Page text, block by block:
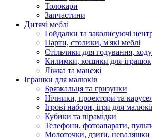
Толокари
Запчастини
Дитячі меблі
Гойдалки та заколисуючі
Парти, столики, м'які меблі
Стільчики для годування,
Килимки, кошики для іграшок
Ліжка та манежі
Іграшки для малюків
Брязкальця та гризунки
Нічники, проектори та
Ігрові набори, ігри для
Кубики та пірамідки
Телефони, фотоапарати,
Молоточки, дзиґи, неваляшки